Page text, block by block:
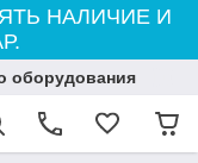
НАЛИЧИЕ И
оборудования